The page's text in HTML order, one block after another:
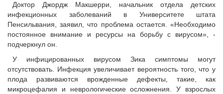
Доктор Джордж Макшерри, начальник отдела детских
инфекционных заболеваний в Университете штата
Пенсильвания, заявил, что проблема остается. «Необходимо
постоянное внимание и ресурсы на борьбу с вирусом», -
подчеркнул он.
У инфицированных вирусом Зика симптомы могут
отсутствовать. Инфекция увеличивает вероятность того, что у
плода развиваются врожденные дефекты, такие, как
микроцефалия и неврологические осложнения. У взрослых